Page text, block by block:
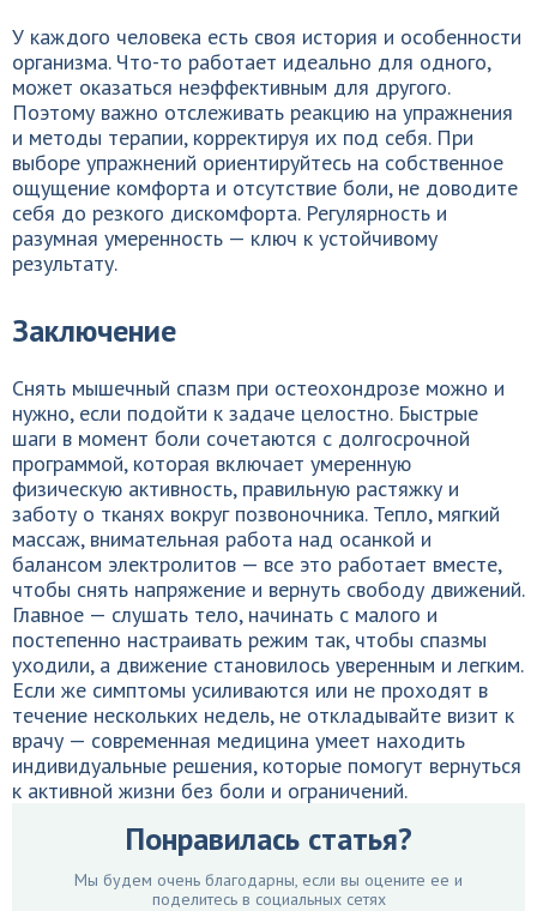
У каждого человека есть своя история и особенности
организма. Что-то работает идеально для одного,
может оказаться неэффективным для другого.
Поэтому важно отслеживать реакцию на упражнения
и методы терапии, корректируя их под себя. При
выборе упражнений ориентируйтесь на собственное
ощущение комфорта и отсутствие боли, не доводите
себя до резкого дискомфорта. Регулярность и
разумная умеренность — ключ к устойчивому
результату.
Заключение
Снять мышечный спазм при остеохондрозе можно и
нужно, если подойти к задаче целостно. Быстрые
шаги в момент боли сочетаются с долгосрочной
программой, которая включает умеренную
физическую активность, правильную растяжку и
заботу о тканях вокруг позвоночника. Тепло, мягкий
массаж, внимательная работа над осанкой и
балансом электролитов — все это работает вместе,
чтобы снять напряжение и вернуть свободу движений.
Главное — слушать тело, начинать с малого и
постепенно настраивать режим так, чтобы спазмы
уходили, а движение становилось уверенным и легким.
Если же симптомы усиливаются или не проходят в
течение нескольких недель, не откладывайте визит к
врачу — современная медицина умеет находить
индивидуальные решения, которые помогут вернуться
к активной жизни без боли и ограничений.
Понравилась статья?
Мы будем очень благодарны, если вы оцените ее и
поделитесь в социальных сетях